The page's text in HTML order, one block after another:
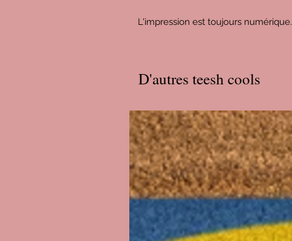
L'impression est toujours numérique.
D'autres teesh cools